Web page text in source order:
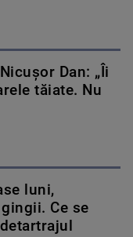
Dan: „Îi
tăiate. Nu
luni,
Ce se